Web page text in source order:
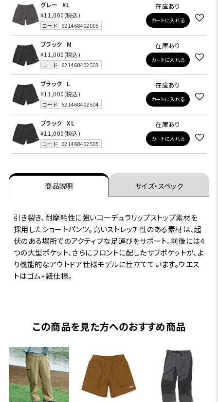
グレー
XL
¥11,000(税込)
コード 621468402005
在庫あり
カートに入れる
ブラック
M
¥11,000(税込)
コード 621468402503
在庫あり
カートに入れる
ブラック
L
¥11,000(税込)
コード 621468402504
在庫あり
カートに入れる
ブラック
XL
¥11,000(税込)
コード 621468402505
在庫あり
カートに入れる
商品説明 サイズ・スペック
引き裂き、耐摩耗性に強いコーデュラリップストップ素材を
採用したショートパンツ。高いストレッチ性のある素材は、起
伏のある場所でのアクティブな足運びをサポート。前後には4
つの大型ポケット、さらにフロントに配したサブポケットが、よ
り機能的なアウトドア仕様モデルに仕立てています。ウエス
トはゴム+紐仕様。
この商品を見た方へのおすすめ商品